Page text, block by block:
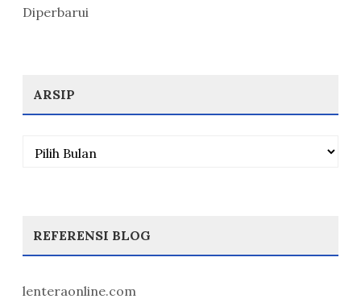
Diperbarui
ARSIP
Arsip
REFERENSI BLOG
lenteraonline.com